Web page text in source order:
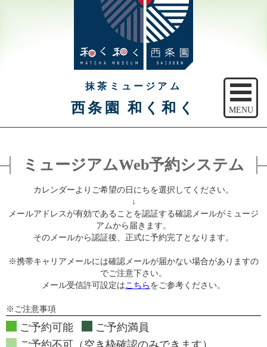
抹茶ミュージアム
西条園 和く和く MENU
ご予約
アクセス
注意事項
ミュージアムWeb予約システム
カレンダーよりご希望の日にちを選択してください。
↓
メールアドレスが有効であることを認証する確認メールがミュージ
アムから届きます。
そのメールから認証後、正式に予約完了となります。
※携帯キャリアメールには確認メールが届かない場合がありますの
でご注意下さい。
メール受信許可設定はこちら をご参考ください。
※ご注意事項
ご予約可能
ご予約満員
ご予約不可（空き枠確認のみできます）